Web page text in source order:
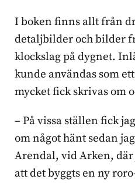
I boken finns allt från
detaljbilder och bilder
klockslag på dygnet.
kunde användas som
mycket fick skrivas om
– På vissa ställen fick
om något hänt sedan
Arendal, vid Arken,
att det byggts en ny